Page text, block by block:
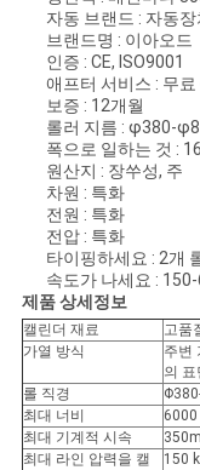
사
이
트
맵
자동 브랜드 : 자동장
브랜드명 : 이아오드
인증 : CE, ISO9001
애프터 서비스 : 무
보증 : 12개월
롤러 지름 : φ380-
폭으로 일하는 것 :
원산지 : 장쑤성, 주
차원 : 특화
전원 : 특화
전압 : 특화
타이핑하세요 : 2개
속도가 나세요 :
제품 상세정보
캘린더 재료
고품
가열 방식
주변
의
롤 직경
최대 너비
6000
최대 기계적 시속
최대 라인 압력을 캘
150